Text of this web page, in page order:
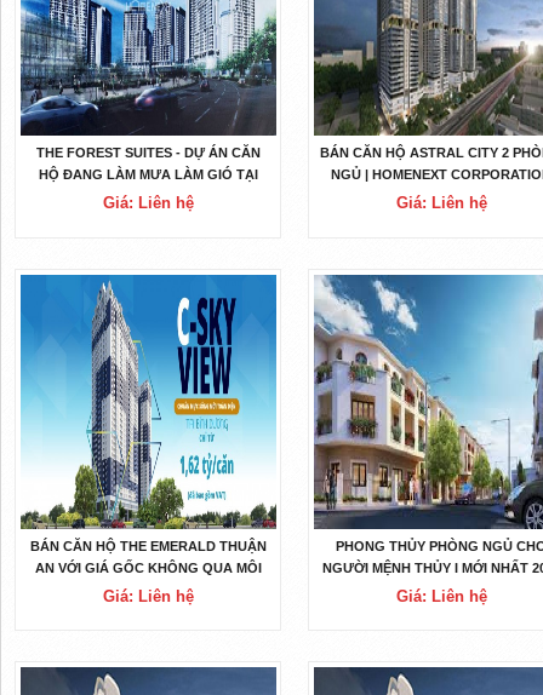
THE FOREST SUITES - DỰ ÁN CĂN
HỘ ĐANG LÀM MƯA LÀM GIÓ TẠI
BÌNH DƯƠNG
Giá: Liên hệ
BÁN CĂN HỘ ASTRAL CITY 2
NGỦ | HOMENEXT
Giá: Liên hệ
BÁN CĂN HỘ THE EMERALD THUẬN
AN VỚI GIÁ GỐC KHÔNG QUA MÔI
GIỚI
Giá: Liên hệ
PHONG THỦY PHÒNG NGỦ
NGƯỜI MỆNH THỦY I MỚI NHẤT
Giá: Liên hệ